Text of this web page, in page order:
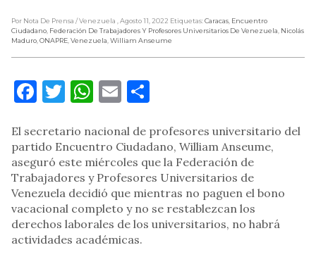
Por Nota De Prensa / Venezuela , Agosto 11, 2022 Etiquetas:Caracas, Encuentro
Ciudadano, Federación De Trabajadores Y Profesores Universitarios De Venezuela, Nicolás
Maduro,ONAPRE,Venezuela,William Anseume
Facebook
Twitter
WhatsApp
Email
El secretario nacional de profesores universitario del
partido Encuentro Ciudadano, William Anseume,
aseguró este miércoles que la Federación de
Trabajadores y Profesores Universitarios de
Venezuela decidió que mientras no paguen el bono
vacacional completo y no se restablezcan los
derechos laborales de los universitarios, no habrá
actividades académicas.